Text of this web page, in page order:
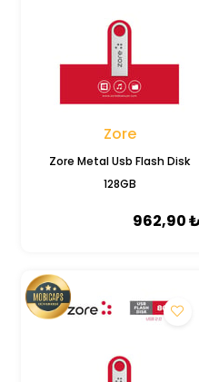
Zore
Zore Metal Usb Flash Disk
128GB
962,90